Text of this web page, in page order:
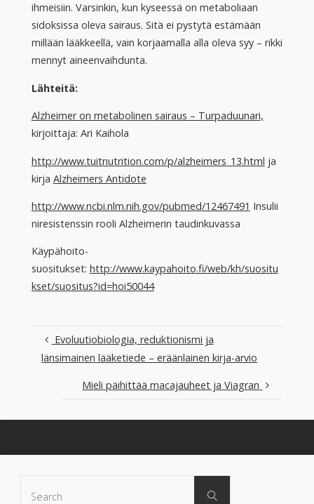
ihmeisiin. Varsinkin, kun kyseessä on metaboliaan
sidoksissa oleva sairaus. Sitä ei pystytä estämään
millään lääkkeellä, vain korjaamalla alla oleva syy – rikki
mennyt aineenvaihdunta.
Lähteitä:
Alzheimer on metabolinen sairaus – Turpaduunari,
kirjoittaja: Ari Kaihola
http://www.tuitnutrition.com/p/alzheimers_13.html ja
kirja Alzheimers Antidote
http://www.ncbi.nlm.nih.gov/pubmed/12467491 Insulii
niresistenssin rooli Alzheimerin taudinkuvassa
Käypähoito-
suositukset: http://www.kaypahoito.fi/web/kh/suositu
kset/suositus?id=hoi50044
Evoluutiobiologia, reduktionismi ja
länsimainen lääketiede – eräänlainen kirja-arvio
Mieli päihittää macajauheet ja Viagran
Search